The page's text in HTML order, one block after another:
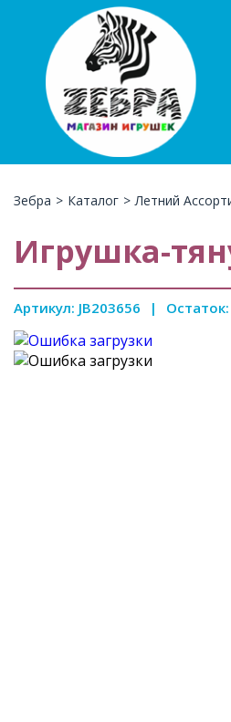
Зебра > Каталог > Летний
Игрушка-
Артикул: JB203656 |